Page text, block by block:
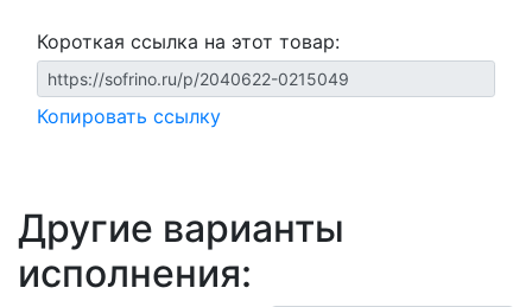
Короткая ссылка на этот товар:
Копировать ссылку
Другие варианты
исполнения: